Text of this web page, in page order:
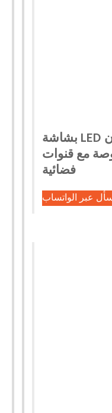
* تلفزيون LED بشاشة
بوصة مع قنوات
فضائية
عبر الواتساب